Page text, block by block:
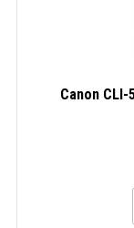
Canon